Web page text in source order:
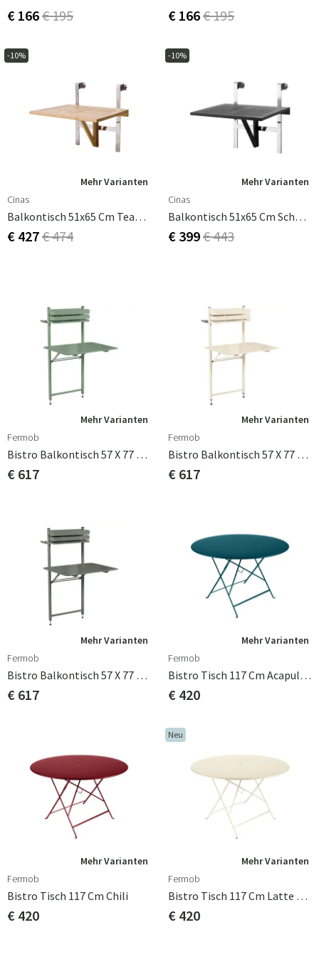
€ 166€ 195 € 166€ 195
-10%
Mehr Varianten
Cinas
Balkontisch 51x65 Cm Teakholz
€ 427€ 474
-10%
Mehr Varianten
Cinas
Balkontisch 51x65 Cm Schwarz
€ 399€ 443
Mehr Varianten
Fermob
Bistro Balkontisch 57 X 77 Cm Cactus
€ 617
Mehr Varianten
Fermob
Bistro Balkontisch 57 X 77 Cm Latte Beige
€ 617
Mehr Varianten
Fermob
Bistro Balkontisch 57 X 77 Cm Rosemary
€ 617
Mehr Varianten
Fermob
Bistro Tisch 117 Cm Acapulco Blue
€ 420
Mehr Varianten
Fermob
Bistro Tisch 117 Cm Chili
€ 420
Neu
Mehr Varianten
Fermob
Bistro Tisch 117 Cm Latte Beige
€ 420